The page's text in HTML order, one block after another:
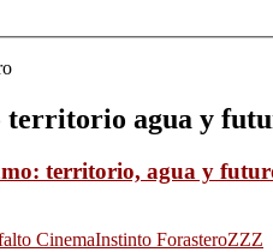
territorio agua y
territorio, agua y
CinemaInstinto ForasteroZZZ